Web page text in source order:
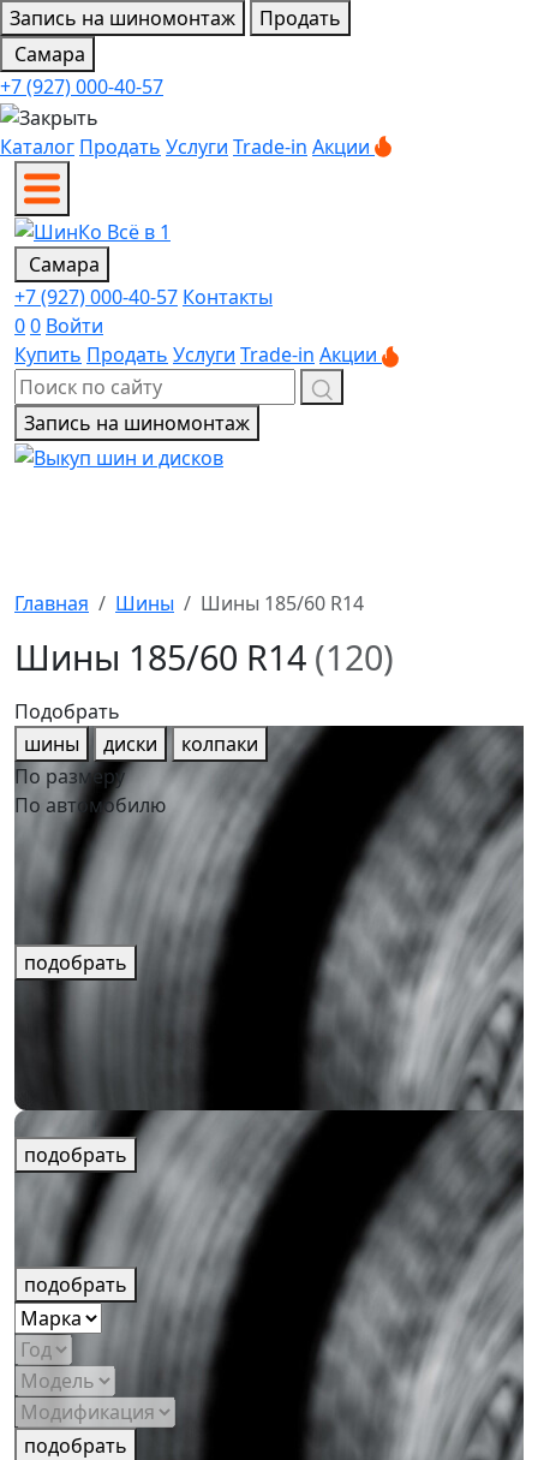
Запись на шиномонтаж
Продать
Самара
+7 (927) 000-40-57
Каталог Продать Услуги Trade-in Акции
Самара
+7 (927) 000-40-57 Контакты
00 Войти
Купить Продать Услуги Trade-in Акции
Запись на шиномонтаж
Главная Шины Шины 185/60 R14
Шины 185/60 R14 (120)
Подобрать
шины
диски
колпаки
По размеру
По автомобилю
подобрать
подобрать
подобрать
подобрать